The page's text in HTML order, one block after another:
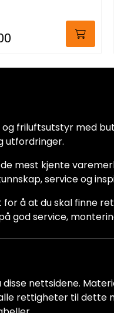
friluftsutstyr med
utfordringer.
mest kjente
service og
å at du skal finne
god service,
nettsidene.
rettigheter til